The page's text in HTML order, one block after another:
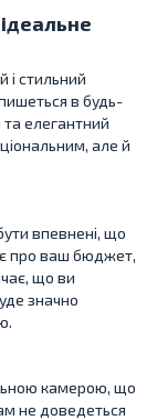
і стильний
в будь-
елегантний
але й
впевнені, що
про ваш бюджет,
що ви
значно
камерою, що
не доведеться